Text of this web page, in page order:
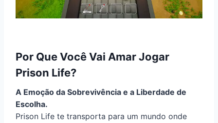
Por Que Você Vai Amar Jogar
Prison Life?
A Emoção da Sobrevivência e a Liberdade de
Escolha.
Prison Life te transporta para um mundo onde